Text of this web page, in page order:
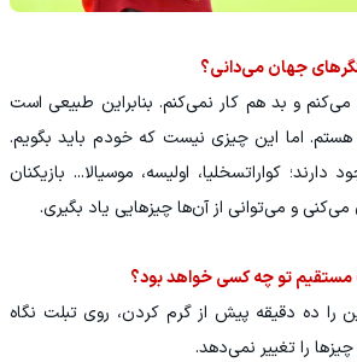
جهان می‌دانی؟
و بد هم کار نمی‌کنم. بنابراین طبیعی است
هستم. اما این چیزی نیست که خودم باید بگویم.
کواراتسخلیا، اولیسه، موسیالا... بازیکنان
و می‌توانی از آن‌ها چیزهایی یاد بگیری.
تو چه کسی خواهد بود؟
را ده دقیقه پیش از گرم کردن، روی تبلت نگاه
را تغییر نمی‌دهد.